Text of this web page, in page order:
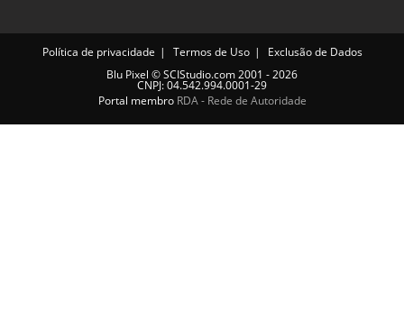
Política de privacidade Termos de Uso
Exclusão de Dados
Blu Pixel ©SCIStudio.com2001 - 2026
CNPJ: 04.542.994.0001-29
Portal membro RDA - Rede de Autoridade